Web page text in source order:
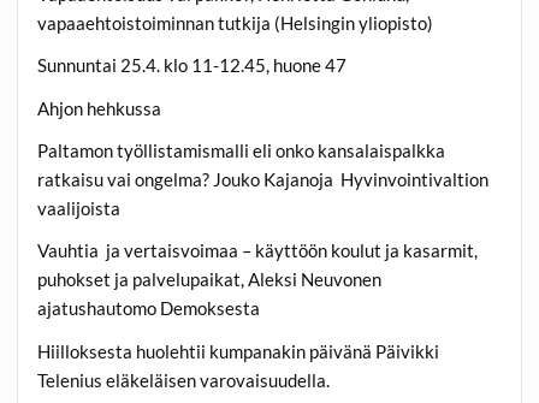
vapaaehtoistoiminnan tutkija (Helsingin yliopisto)
Sunnuntai 25.4. klo 11-12.45, huone 47
Ahjon hehkussa
Paltamon työllistamismalli eli onko kansalaispalkka
ratkaisu vai ongelma? Jouko Kajanoja Hyvinvointivaltion
vaalijoista
Vauhtia ja vertaisvoimaa – käyttöön koulut ja kasarmit,
puhokset ja palvelupaikat, Aleksi Neuvonen
ajatushautomo Demoksesta
Hiilloksesta huolehtii kumpanakin päivänä Päivikki
Telenius eläkeläisen varovaisuudella.